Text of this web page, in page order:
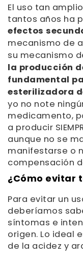
El uso tan
tantos años ha
efectos
mecanismo de
su mecanismo
la producción
fundamental
esterilizadora
yo no note
medicamento,
a producir
aunque no se
manifestarse o
compensación
¿Cómo evitar
Para evitar un
deberíamos
síntomas e
origen. Lo ideal
de la acidez y